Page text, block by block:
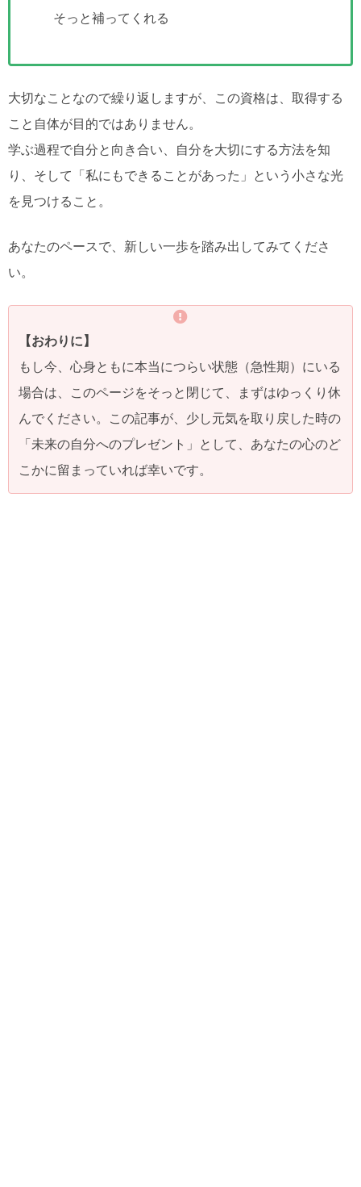
そっと補ってくれる
大切なことなので繰り返しますが、この資格は、取得する
こと自体が目的ではありません。
学ぶ過程で自分と向き合い、自分を大切にする方法を知
り、そして「私にもできることがあった」という小さな光
を見つけること。
あなたのペースで、新しい一歩を踏み出してみてくださ
い。
【おわりに】
もし今、心身ともに本当につらい状態（急性期）にいる
場合は、このページをそっと閉じて、まずはゆっくり休
んでください。この記事が、少し元気を取り戻した時の
「未来の自分へのプレゼント」として、あなたの心のど
こかに留まっていれば幸いです。